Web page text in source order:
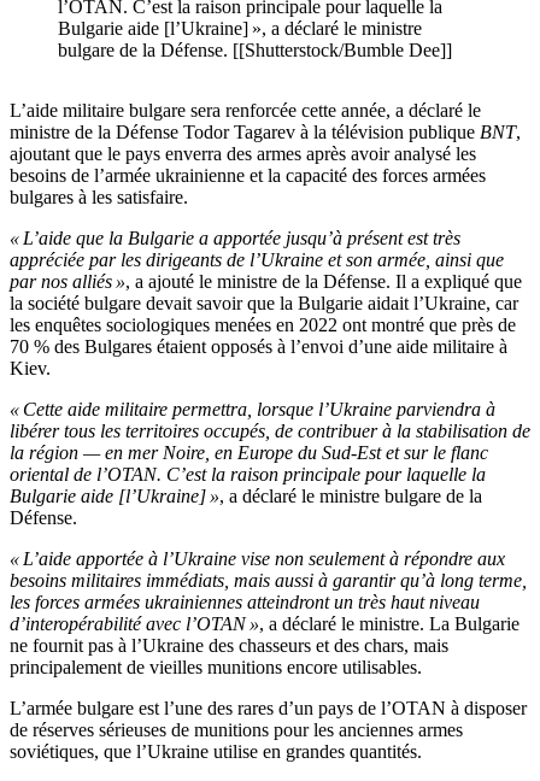
l’OTAN. C’est la raison principale pour laquelle la
Bulgarie aide [l’Ukraine] », a déclaré le ministre
bulgare de la Défense. [[Shutterstock/Bumble Dee]]
L’aide militaire bulgare sera renforcée cette année, a déclaré le
ministre de la Défense Todor Tagarev à la télévision publique BNT,
ajoutant que le pays enverra des armes après avoir analysé les
besoins de l’armée ukrainienne et la capacité des forces armées
bulgares à les satisfaire.
« L’aide que la Bulgarie a apportée jusqu’à présent est très
appréciée par les dirigeants de l’Ukraine et son armée, ainsi que
par nos alliés », a ajouté le ministre de la Défense. Il a expliqué que
la société bulgare devait savoir que la Bulgarie aidait l’Ukraine, car
les enquêtes sociologiques menées en 2022 ont montré que près de
70 % des Bulgares étaient opposés à l’envoi d’une aide militaire à
Kiev.
« Cette aide militaire permettra, lorsque l’Ukraine parviendra à
libérer tous les territoires occupés, de contribuer à la stabilisation de
la région — en mer Noire, en Europe du Sud-Est et sur le flanc
oriental de l’OTAN. C’est la raison principale pour laquelle la
Bulgarie aide [l’Ukraine] », a déclaré le ministre bulgare de la
Défense.
« L’aide apportée à l’Ukraine vise non seulement à répondre aux
besoins militaires immédiats, mais aussi à garantir qu’à long terme,
les forces armées ukrainiennes atteindront un très haut niveau
d’interopérabilité avec l’OTAN », a déclaré le ministre. La Bulgarie
ne fournit pas à l’Ukraine des chasseurs et des chars, mais
principalement de vieilles munitions encore utilisables.
L’armée bulgare est l’une des rares d’un pays de l’OTAN à disposer
de réserves sérieuses de munitions pour les anciennes armes
soviétiques, que l’Ukraine utilise en grandes quantités.